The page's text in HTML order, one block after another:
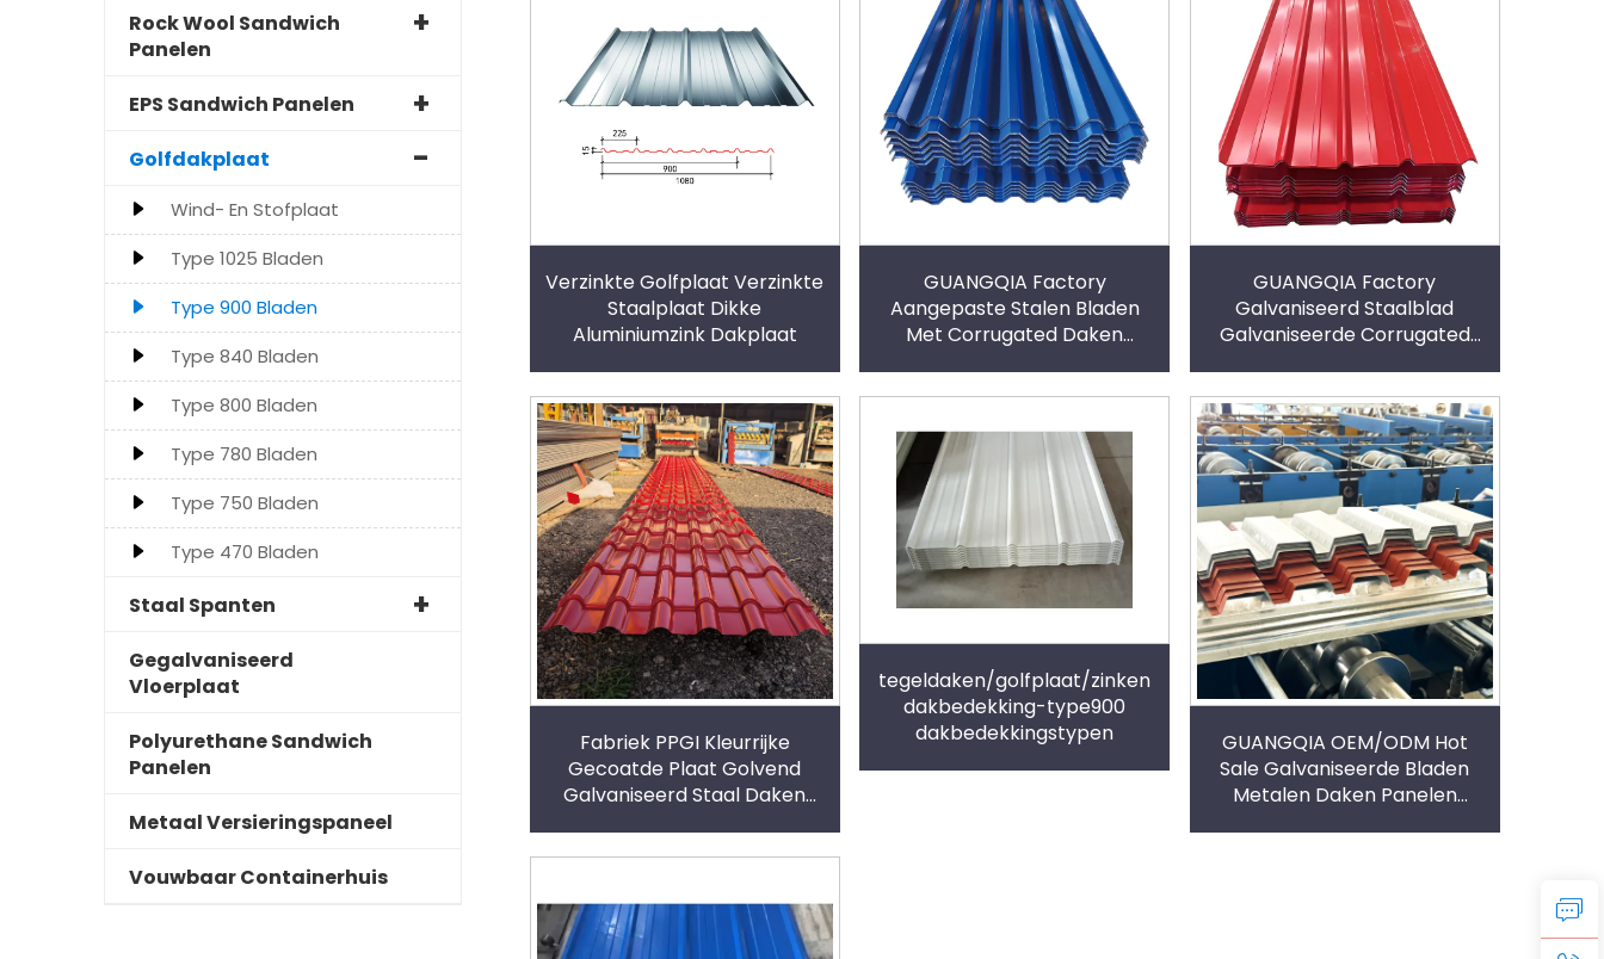
Rock Wool Sandwich
Panelen
EPS Sandwich Panelen
Golfdakplaat
Wind- En Stofplaat
Type 1025 Bladen
Type 900 Bladen
Type 840 Bladen
Type 800 Bladen
Type 780 Bladen
Type 750 Bladen
Type 470 Bladen
Staal Spanten
Gegalvaniseerd
Vloerplaat
Polyurethane Sandwich
Panelen
Metaal Versieringspaneel
Vouwbaar Containerhuis
Verzinkte Golfplaat Verzinkte
Staalplaat Dikke
Aluminiumzink Dakplaat
GUANGQIA Factory
Aangepaste Stalen Bladen
Met Corrugated Daken
GUANGQIA Factory
Galvaniseerd Staalblad
Galvaniseerde Corrugated
Fabriek PPGI Kleurrijke
Gecoatde Plaat Golvend
Galvaniseerd Staal Daken
tegeldaken/golfplaat/zinken
dakbedekking-type900
dakbedekkingstypen
GUANGQIA OEM/ODM Hot
Sale Galvaniseerde Bladen
Metalen Daken Panelen